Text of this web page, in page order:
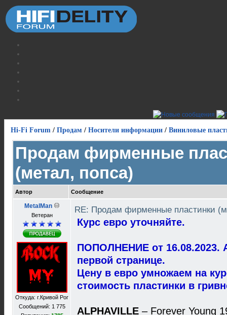
Hi-Fi Forum / Продам / Носители информации / Виниловые
Продам фирменные
(метал, попса)
Автор Сообщение
MetalMan
Ветеран
Откуда: г.Кривой Рог
Сообщений: 1 775
RE: Продам фирменные пластинки
Курс евро уточняйте.
ПОПОЛНЕНИЕ от 16.08.2023.
первой странице.
Цену в евро умножаем на
стоимость пластинки в
ALPHAVILLE – Forever Young